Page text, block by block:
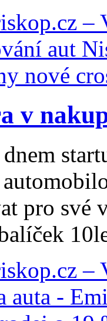
v
pro své